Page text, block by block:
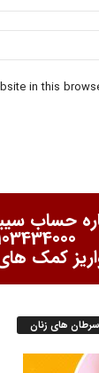
in this
حساب
کمک
های زنان